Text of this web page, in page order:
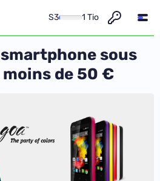
S3 1 Tio
smartphone sous
de 50 €